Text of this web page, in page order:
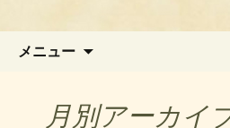
メニュー
月別アーカイ